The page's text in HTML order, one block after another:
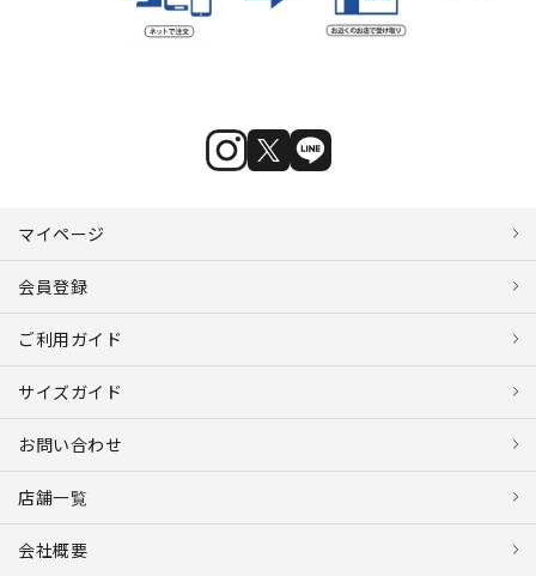
マイページ
会員登録
ご利用ガイド
サイズガイド
お問い合わせ
店舗一覧
会社概要